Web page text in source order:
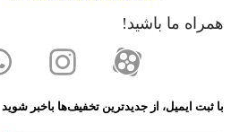
همراه ما باشید!
با ثبت ایمیل، از جدید‌ترین تخفیف‌ها با‌خبر شوید